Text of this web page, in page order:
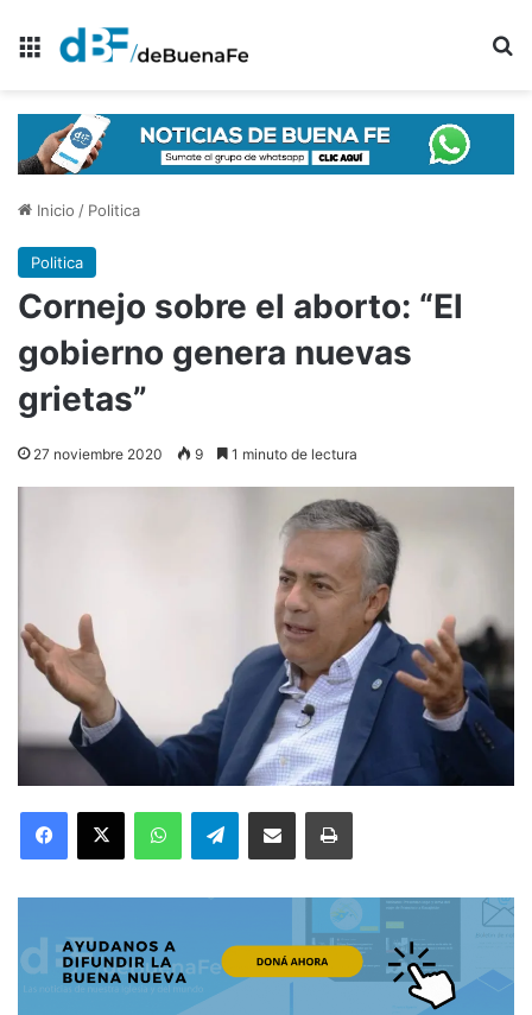
Menú
Inicio / Politica
Politica
Cornejo sobre el aborto: “El
gobierno genera nuevas
grietas”
27 noviembre 2020 9 1 minuto de lectura
Telegram